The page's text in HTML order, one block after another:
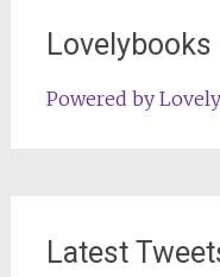
Lovelybooks
Powered by
Latest